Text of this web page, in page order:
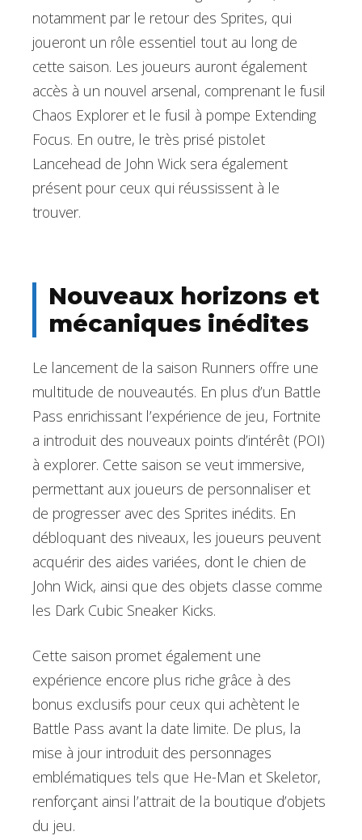
notamment par le retour des Sprites, qui
joueront un rôle essentiel tout au long de
cette saison. Les joueurs auront également
accès à un nouvel arsenal, comprenant le fusil
Chaos Explorer et le fusil à pompe Extending
Focus. En outre, le très prisé pistolet
Lancehead de John Wick sera également
présent pour ceux qui réussissent à le
trouver.
Nouveaux horizons et
mécaniques inédites
Le lancement de la saison Runners offre une
multitude de nouveautés. En plus d’un Battle
Pass enrichissant l’expérience de jeu, Fortnite
a introduit des nouveaux points d’intérêt (POI)
à explorer. Cette saison se veut immersive,
permettant aux joueurs de personnaliser et
de progresser avec des Sprites inédits. En
débloquant des niveaux, les joueurs peuvent
acquérir des aides variées, dont le chien de
John Wick, ainsi que des objets classe comme
les Dark Cubic Sneaker Kicks.
Cette saison promet également une
expérience encore plus riche grâce à des
bonus exclusifs pour ceux qui achètent le
Battle Pass avant la date limite. De plus, la
mise à jour introduit des personnages
emblématiques tels que He-Man et Skeletor,
renforçant ainsi l’attrait de la boutique d’objets
du jeu.